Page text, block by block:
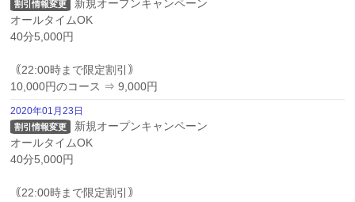
割引情報変更
新規オープンキャンペーン
オールタイムOK
40分5,000円
｟22:00時まで限定割引｠
10,000円のコース ⇒ 9,000円
2020年01月23日
割引情報変更
新規オープンキャンペーン
オールタイムOK
40分5,000円
｟22:00時まで限定割引｠